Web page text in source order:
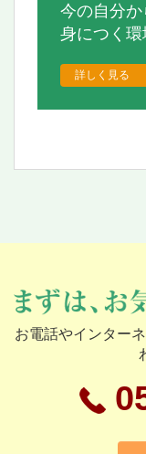
今の自分
身につく環
詳しく見る
お電話やインター